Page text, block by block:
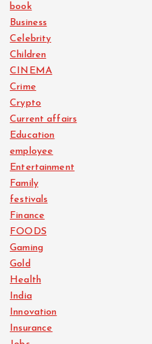
book
Business
Celebrity
Children
CINEMA
Crime
Crypto
Current affairs
Education
employee
Entertainment
Family
festivals
Finance
FOODS
Gaming
Gold
Health
India
Innovation
Insurance